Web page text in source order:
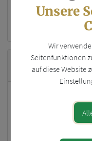
Zugehörigen kostenlos.
Wie Sie uns erreichen
Unsere
Wir
Seitenfunktionen
auf diese Website